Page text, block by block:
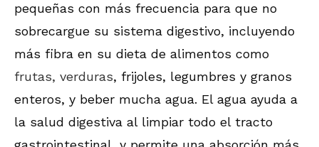
pequeñas con más frecuencia para que no
sobrecargue su sistema digestivo, incluyendo
más fibra en su dieta de alimentos como
frutas, verduras, frijoles, legumbres y granos
enteros, y beber mucha agua. El agua ayuda a
la salud digestiva al limpiar todo el tracto